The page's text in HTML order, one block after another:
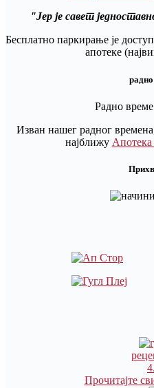
Јер је савет
Бесплатно паркирање је
апотеке
Радно
Изван нашег радног
најближу Апотека
Прочитајте